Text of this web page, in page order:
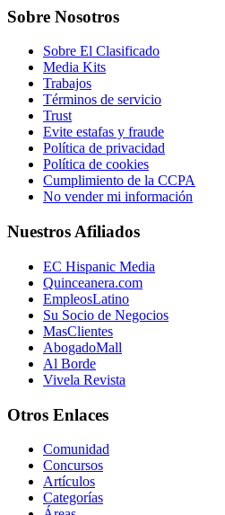
Sobre Nosotros
Sobre El Clasificado
Media Kits
Trabajos
Términos de servicio
Trust
Evite estafas y fraude
Política de privacidad
Política de cookies
Cumplimiento de la CCPA
No vender mi información
Nuestros Afiliados
EC Hispanic Media
Quinceanera.com
EmpleosLatino
Su Socio de Negocios
MasClientes
AbogadoMall
Al Borde
Vivela Revista
Otros Enlaces
Comunidad
Concursos
Artículos
Categorías